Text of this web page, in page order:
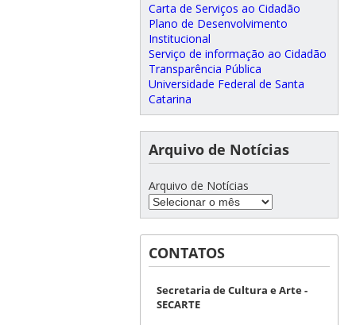
Carta de Serviços ao Cidadão
Plano de Desenvolvimento
Institucional
Serviço de informação ao Cidadão
Transparência Pública
Universidade Federal de Santa
Catarina
Arquivo de Notícias
Arquivo de Notícias
CONTATOS
Secretaria de Cultura e Arte -
SECARTE